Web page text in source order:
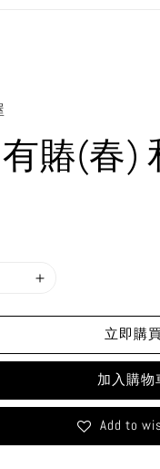
賰(春)
立即購買
加入購物
Add to